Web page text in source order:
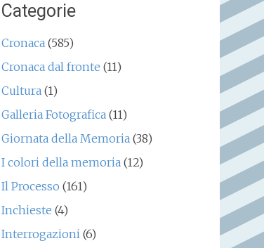
Categorie
Cronaca(585)
Cronaca dal fronte (11)
Cultura(1)
Galleria Fotografica(11)
Giornata della Memoria(38)
I colori della memoria(12)
Il Processo (161)
Inchieste (4)
Interrogazioni(6)